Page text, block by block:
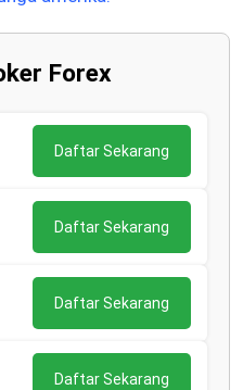
Forex
Daftar Sekarang
Daftar Sekarang
Daftar Sekarang
Daftar Sekarang